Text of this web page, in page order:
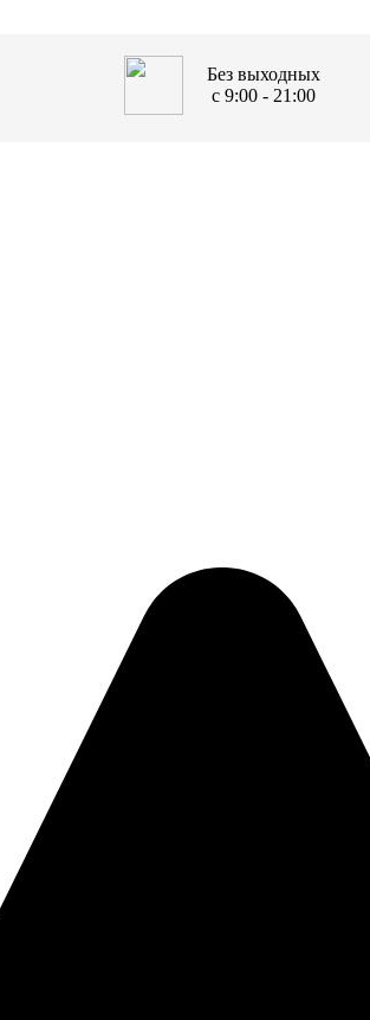
Без выходных
с 9:00 - 21:00